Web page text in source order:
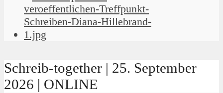
Schreib-together | 25. September
2026 | ONLINE